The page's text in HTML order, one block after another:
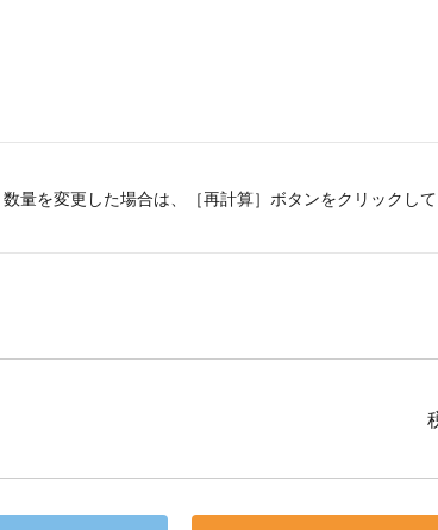
数量を変更した場合は、［再計算］ボタンをクリックし